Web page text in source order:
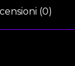
(0)